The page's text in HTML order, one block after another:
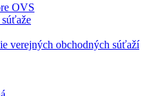
OVS
verejných obchodných súťaží